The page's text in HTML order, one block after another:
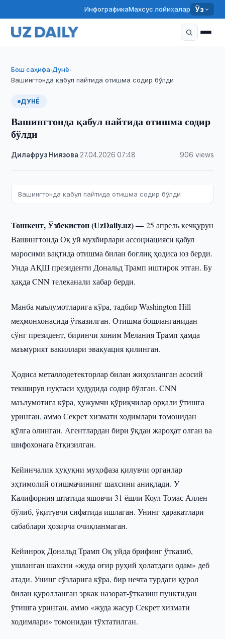
ИнфографикаМахсус лойиҳалар Ўз
Бош саҳифа›Дунё›
Вашингтонда қабул пайтида отишма содир бўлди
ДУНЁ
Вашингтонда қабул пайтида отишма содир
бўлди
Дилафруз Ниязова 27.04.2026 ·07:48 906 views
Вашингтонда қабул пайтида отишма содир бўлди
Тошкент, Ўзбекистон (UzDaily.uz) —25 апрель кечқурун
Вашингтонда Оқ уй мухбирлари ассоциацияси қабул
маросими вақтида отишма билан боғлиқ ҳодиса юз берди.
Унда АҚШ президенти Дональд Трамп иштирок этган. Бу
ҳақда CNN телеканали хабар берди.
Манба маълумотларига кўра, тадбир Washington Hill
меҳмонхонасида ўтказилган. Отишма бошланганидан
сўнг президент, биринчи хоним Мелания Трамп ҳамда
маъмурият вакиллари эвакуация қилинган.
Ҳодиса металлодетекторлар билан жиҳозланган асосий
текширув нуқтаси ҳудудида содир бўлган. CNN
маълумотига кўра, ҳужумчи қўриқчилар орқали ўтишга
уринган, аммо Секрет хизмати ходимлари томонидан
қўлга олинган. Агентлардан бири ўқдан жароҳат олган ва
шифохонага ётқизилган.
Кейинчалик ҳуқуқни муҳофаза қилувчи органлар
эҳтимолий отишмачининг шахсини аниқлади. У
Калифорния штатида яшовчи 31 ёшли Коул Томас Аллен
бўлиб, ўқитувчи сифатида ишлаган. Унинг ҳаракатлари
сабаблари ҳозирча очиқланмаган.
Кейинроқ Дональд Трамп Оқ уйда брифинг ўтказиб,
ушланган шахсни «жуда оғир руҳий ҳолатдаги одам» деб
атади. Унинг сўзларига кўра, бир нечта турдаги қурол
билан қуролланган эркак назорат-ўтказиш пунктидан
ўтишга уринган, аммо «жуда жасур Секрет хизмати
ходимлари» томонидан тўхтатилган.